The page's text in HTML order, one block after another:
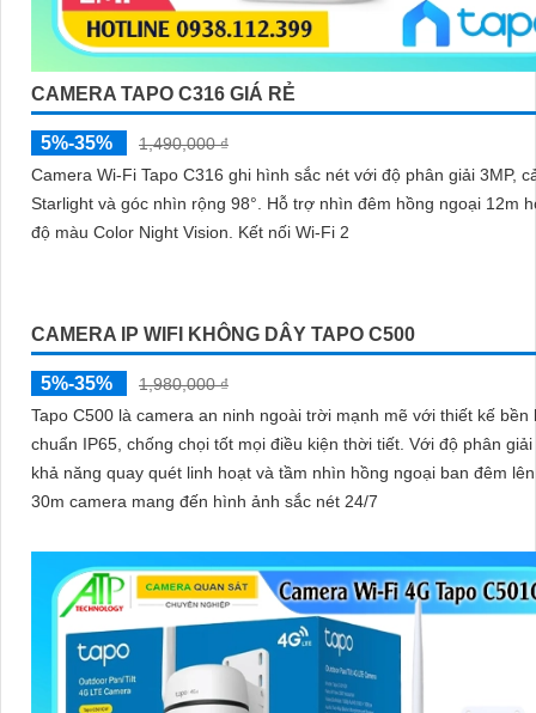
CAMERA TAPO C316 GIÁ RẺ
5%-35%
1,490,000 ₫
Camera Wi-Fi Tapo C316 ghi hình sắc nét với độ phân giải 3MP,
Starlight và góc nhìn rộng 98°. Hỗ trợ nhìn đêm hồng ngoại 12m hoặc chế
độ màu Color Night Vision. Kết nối Wi-Fi 2